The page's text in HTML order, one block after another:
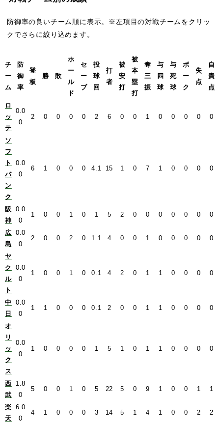
防御率の良いチーム順に表示。※左項目の対戦チームをクリッ
クでさらに絞り込めます。
チ
ー
ム
防
御
率
登
板
勝 敗
ホ
ー
ル
ド
セ
ー
ブ
投
球
回
打
者
被
安
打
被
本
塁
打
奪
三
振
与
四
球
与
死
球
ボ
ー
ク
失
点
自
責
点
ロ
ッ
テ
0.0
0
2 0 0 0 0 2 6 0 0 1 0 0 0 0 0
ソ
フ
ト
バ
ン
ク
0.0
0
6 1 0 0 0 4.1 15 1 0 7 1 0 0 0 0
阪
神
0.0
0
1 0 0 1 0 1 5 2 0 0 0 0 0 0 0
広
島
0.0
0
2 0 0 2 0 1.1 4 0 0 1 0 0 0 0 0
ヤ
ク
ル
ト
0.0
0
1 0 0 1 0 0.1 4 2 0 1 1 0 0 0 0
中
日
0.0
0
1 1 0 0 0 0.1 2 0 0 1 1 0 0 0 0
オ
リ
ッ
ク
ス
0.0
0
1 0 0 0 0 1 5 1 0 1 1 0 0 0 0
西
武
1.8
0
5 0 0 1 0 5 22 5 0 9 1 0 0 1 1
楽
天
6.0
0
4 1 0 0 0 3 14 5 1 4 1 0 0 2 2